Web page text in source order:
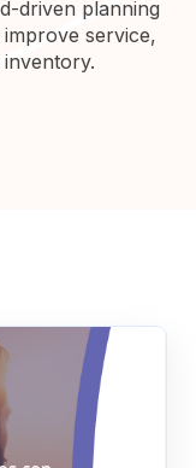
driven planning
service,